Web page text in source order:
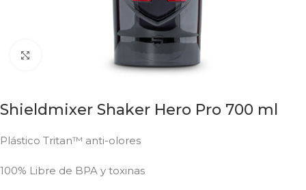
Shieldmixer Shaker Hero Pro 700 ml
Plástico Tritan™ anti-olores
100% Libre de BPA y toxinas